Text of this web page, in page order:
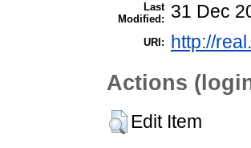
Last
Modified:
31 Dec
URI: http://
Actions
Edit Item